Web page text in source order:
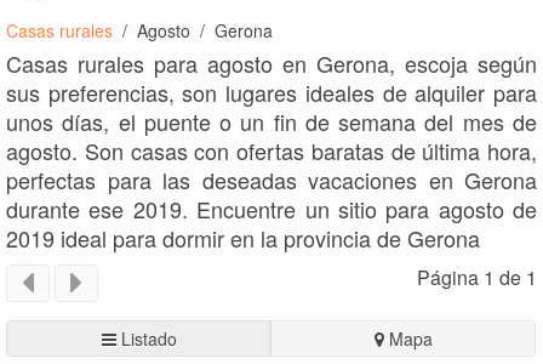
Casas rurales Agosto Gerona
Casas rurales para agosto en Gerona, escoja según
sus preferencias, son lugares ideales de alquiler para
unos días, el puente o un fin de semana del mes de
agosto. Son casas con ofertas baratas de última hora,
perfectas para las deseadas vacaciones en Gerona
durante ese 2019. Encuentre un sitio para agosto de
2019 ideal para dormir en la provincia de Gerona
Página 1 de 1
Listado Mapa